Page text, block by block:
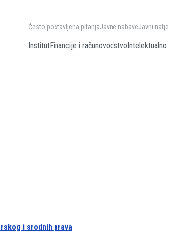
Često postavljena pitanjaJavne nabaveJavni
InstitutFinancije i računovodstvoIntelektualno
i srodnih prava